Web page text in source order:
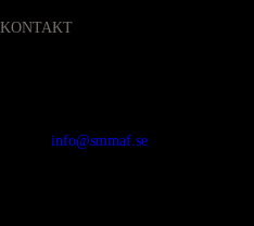
KONTAKT
info@smmaf.se